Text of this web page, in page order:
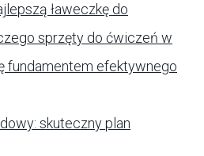
ławeczkę do
sprzęty do ćwiczeń w
fundamentem efektywnego
skuteczny plan